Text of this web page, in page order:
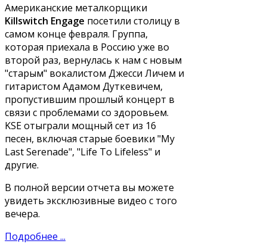
Американские металкорщики
Killswitch Engage посетили столицу в
самом конце февраля. Группа,
которая приехала в Россию уже во
второй раз, вернулась к нам с новым
"старым" вокалистом Джесси Личем и
гитаристом Адамом Дуткевичем,
пропустившим прошлый концерт в
связи с проблемами со здоровьем.
KSE отыграли мощный сет из 16
песен, включая старые боевики "My
Last Serenade", "Life To Lifeless" и
другие.
В полной версии отчета вы можете
увидеть эксклюзивные видео с того
вечера.
Подробнее ...